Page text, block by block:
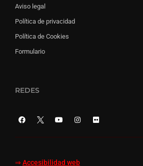
Aviso legal
Política de privacidad
Política de Cookies
Formulario
REDES
⇒ Accesibilidad web